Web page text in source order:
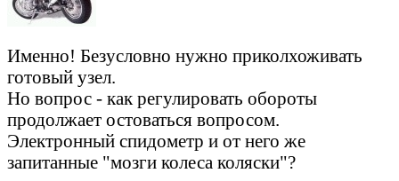
Именно! Безусловно нужно приколхоживать
готовый узел.
Но вопрос - как регулировать обороты
продолжает остоваться вопросом.
Электронный спидометр и от него же
запитанные "мозги колеса коляски"?